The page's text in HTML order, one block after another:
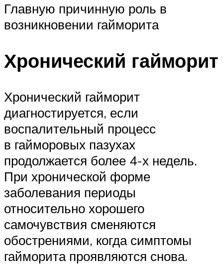
Главную причинную роль в
возникновении гайморита
Хронический гайморит
Хронический гайморит
диагностируется, если
воспалительный процесс
в гайморовых пазухах
продолжается более 4-х недель.
При хронической форме
заболевания периоды
относительно хорошего
самочувствия сменяются
обострениями, когда симптомы
гайморита проявляются снова.